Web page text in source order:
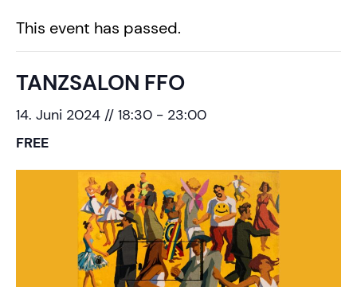
This event has passed.
TANZSALON FFO
14. Juni 2024 // 18:30 - 23:00
FREE